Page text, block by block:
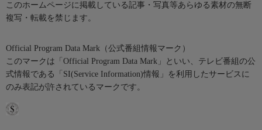
このホームページに掲載している記事・写真等あらゆる素材の無断
複写・転載を禁じます。
Official Program Data Mark（公式番組情報マーク）
このマークは「Official Program Data Mark」といい、テレビ番組の公
式情報である「SI(Service Information)情報」を利用したサービスに
のみ表記が許されているマークです。